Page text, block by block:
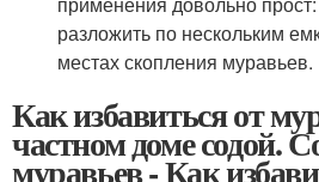
разложить по нескольким
местах скопления муравьев.
Как избавиться от
частном доме содой.
муравьев - Как